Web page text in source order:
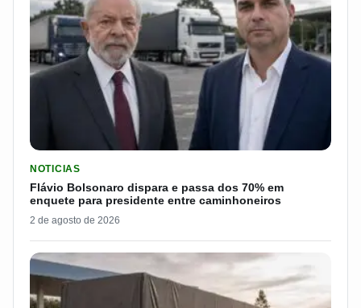
NOTICIAS
Flávio Bolsonaro dispara e passa dos 70% em
enquete para presidente entre caminhoneiros
2 de agosto de 2026